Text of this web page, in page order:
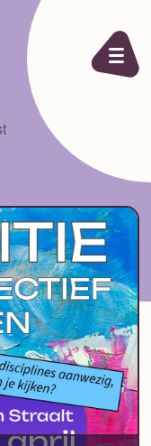
de inhoud